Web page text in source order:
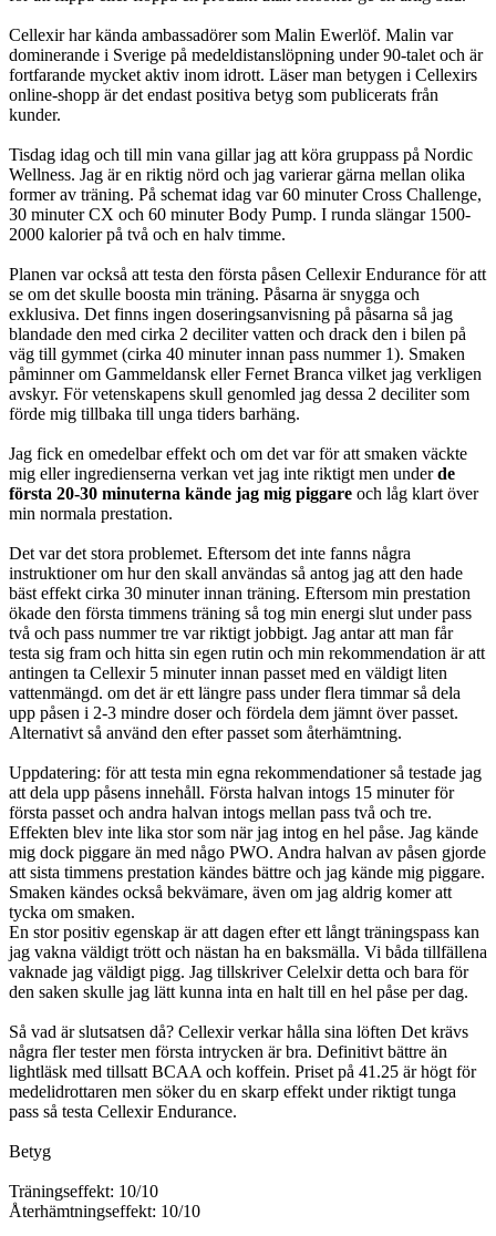
Cellexir har kända ambassadörer som Malin Ewerlöf. Malin var
dominerande i Sverige på medeldistanslöpning under 90-talet och är
fortfarande mycket aktiv inom idrott. Läser man betygen i Cellexirs
online-shopp är det endast positiva betyg som publicerats från
kunder.
Tisdag idag och till min vana gillar jag att köra gruppass på Nordic
Wellness. Jag är en riktig nörd och jag varierar gärna mellan olika
former av träning. På schemat idag var 60 minuter Cross Challenge,
30 minuter CX och 60 minuter Body Pump. I runda slängar 1500-
2000 kalorier på två och en halv timme.
Planen var också att testa den första påsen Cellexir Endurance för att
se om det skulle boosta min träning. Påsarna är snygga och
exklusiva. Det finns ingen doseringsanvisning på påsarna så jag
blandade den med cirka 2 deciliter vatten och drack den i bilen på
väg till gymmet (cirka 40 minuter innan pass nummer 1). Smaken
påminner om Gammeldansk eller Fernet Branca vilket jag verkligen
avskyr. För vetenskapens skull genomled jag dessa 2 deciliter som
förde mig tillbaka till unga tiders barhäng.
Jag fick en omedelbar effekt och om det var för att smaken väckte
mig eller ingredienserna verkan vet jag inte riktigt men underde
första 20-30 minuterna kände jag mig piggare och låg klart över
min normala prestation.
Det var det stora problemet. Eftersom det inte fanns några
instruktioner om hur den skall användas så antog jag att den hade
bäst effekt cirka 30 minuter innan träning. Eftersom min prestation
ökade den första timmens träning så tog min energi slut under pass
två och pass nummer tre var riktigt jobbigt. Jag antar att man får
testa sig fram och hitta sin egen rutin och min rekommendation är att
antingen ta Cellexir 5 minuter innan passet med en väldigt liten
vattenmängd. om det är ett längre pass under flera timmar så dela
upp påsen i 2-3 mindre doser och fördela dem jämnt över passet.
Alternativt så använd den efter passet som återhämtning.
Uppdatering: för att testa min egna rekommendationer så testade jag
att dela upp påsens innehåll. Första halvan intogs 15 minuter för
första passet och andra halvan intogs mellan pass två och tre.
Effekten blev inte lika stor som när jag intog en hel påse. Jag kände
mig dock piggare än med någo PWO. Andra halvan av påsen gjorde
att sista timmens prestation kändes bättre och jag kände mig piggare.
Smaken kändes också bekvämare, även om jag aldrig komer att
tycka om smaken.
En stor positiv egenskap är att dagen efter ett långt träningspass kan
jag vakna väldigt trött och nästan ha en baksmälla. Vi båda tillfällena
vaknade jag väldigt pigg. Jag tillskriver Celelxir detta och bara för
den saken skulle jag lätt kunna inta en halt till en hel påse per dag.
Så vad är slutsatsen då? Cellexir verkar hålla sina löften Det krävs
några fler tester men första intrycken är bra. Definitivt bättre än
lightläsk med tillsatt BCAA och koffein. Priset på 41.25 är högt för
medelidrottaren men söker du en skarp effekt under riktigt tunga
pass så testa Cellexir Endurance.
Betyg
Träningseffekt: 10/10
Återhämtningseffekt: 10/10